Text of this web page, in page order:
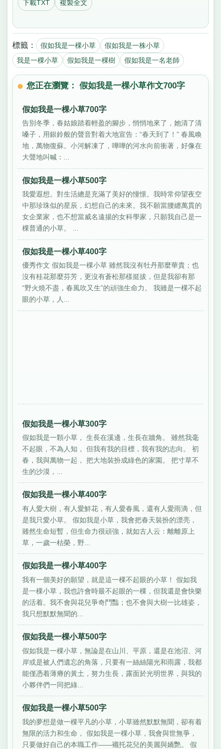
下載TXT 複製全文
標籤： 假如我是一棵小草
假如我是一株小草
我是一棵小草
假如我是一棵樹 假如我是一名老師
您正在瀏覽： 假如我是一棵小草作文700字
假如我是一棵小草700字
告別冬季，春姑娘踏着輕盈的腳步，悄悄地來了，她清了清
嗓子，用銀鈴般的聲音對着大地宣告：“春天到了！” 春風喚
地，萬物復蘇。小河解凍了，嘩嘩的河水向前衝著，好像在
大聲地叫喊：...
假如我是一棵小草500字
我愛遐想。對生活總是充滿了美好的憧憬。我時常仰望夜空
中那珍珠似的星辰，幻想自己的未來。我不願當腰纏萬貫的
女企業家，也不想當威名遠揚的女科學家，只願我自己是一
棵普通的小草。 ...
假如我是一棵小草400字
優秀作文 假如我是一棵小草 雖然我沒有牡丹那麼華貴；也
沒有桂花那麼芬芳，更沒有蒼松那樣挺拔，但是我卻有那
“野火燒不盡，春風吹又生”的頑強生命力。 我雖是一棵不起
眼的小草，人...
假如我是一棵小草300字
假如我是一顆小草， 生長在溪邊，生長在牆角。 雖然我毫
不起眼，不為人知， 但我有我的目標，我有我的志向。 初
春，我與萬物一起， 把大地裝扮成綠色的家園。 把寸草不
生的沙漠，...
假如我是一棵小草400字
有人愛大樹，有人愛鮮花，有人愛春風，還有人愛雨滴，但
是我只愛小草。 假如我是小草，我會把春天裝扮的漂亮，
雖然生命短暫，但生命力很頑強，就如古人云：離離原上
草，一歲一枯榮，野...
假如我是一棵小草400字
我有一個美好的願望，就是這一棵不起眼的小草！ 假如我
是一棵小草，我也許會時最不起眼的一棵，但我還是會快樂
的活着。我不會與花兒爭奇鬥豔；也不會與大樹一比雄姿，
我只想默默無聞的...
假如我是一棵小草500字
假如我是一棵小草，無論是在山川、平原，還是在池沼、河
岸或是被人們遺忘的角落，只要有一絲絲陽光和雨露，我都
能僅憑着薄瘠的黃土，努力生長，露面於光明世界，與我的
小夥伴們一同把綠...
假如我是一棵小草500字
我的夢想是做一棵平凡的小草，小草雖然默默無聞，卻有着
無限的活力和生命， 假如我是一棵小草，我會與世無爭，
只要做好自己的本職工作——襯托花兒的美麗與嬌艷。 假